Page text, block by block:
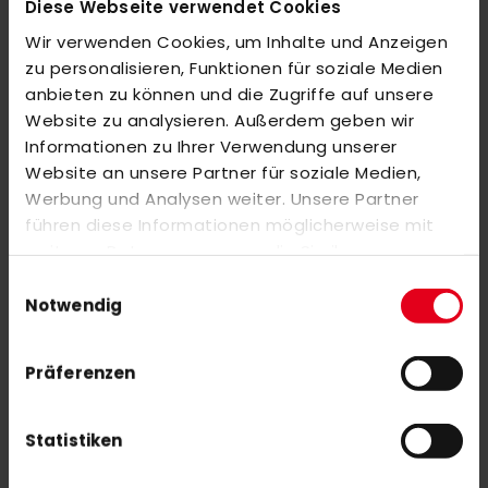
Diese Webseite verwendet Cookies
Wir verwenden Cookies, um Inhalte und Anzeigen
zu personalisieren, Funktionen für soziale Medien
anbieten zu können und die Zugriffe auf unsere
Website zu analysieren. Außerdem geben wir
Informationen zu Ihrer Verwendung unserer
Website an unsere Partner für soziale Medien,
Werbung und Analysen weiter. Unsere Partner
führen diese Informationen möglicherweise mit
weiteren Daten zusammen, die Sie ihnen
Nutzung der Dienste gesammelt haben.
Notwendig
Präferenzen
Statistiken
Obermaterial: Garantiert eine enge und unterstützende
Passform.
Sockenähnliche Konstruktion:
Umfasst den Fuß für
optimalen Komfort und eine adaptive Passform.
Fersenstabilisator:Bietet zusätzliche Unterstützung und
Stabilität bei Bewegungen.
dem Ball.
Fazit: Mit den FABELA X EMPOWER Schuhen sind
Spielerinnen bestens gerüstet, um präzise Pässe zu spielen